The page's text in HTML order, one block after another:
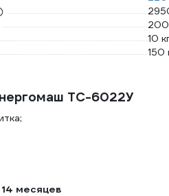
10
150
ТС-6022У
месяцев